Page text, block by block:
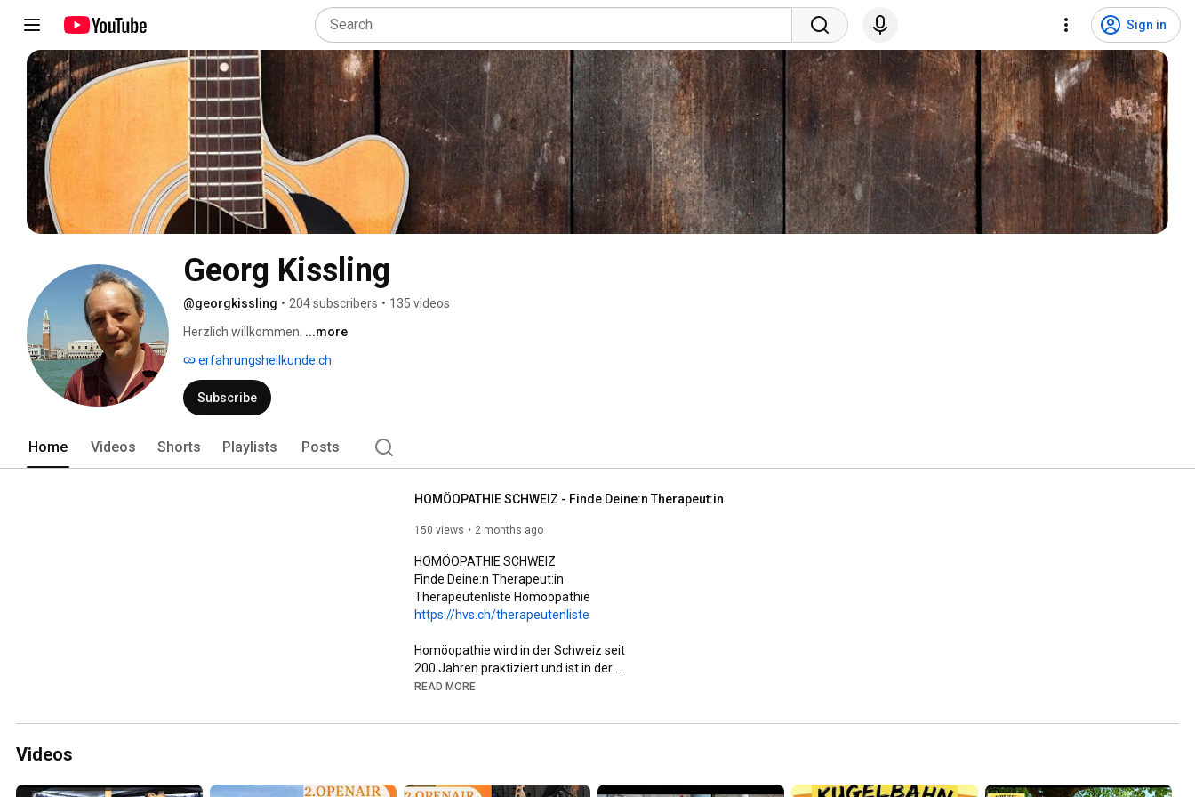
Sign in
Georg Kissling
@georgkissling • 204 subscribers • 135 videos
Herzlich willkommen. ...more
erfahrungsheilkunde.ch
Subscribe
Home Videos Shorts Playlists Posts
HOMÖOPATHIE SCHWEIZ - Finde Deine:n Therapeut:in
150 views 2 months ago
HOMÖOPATHIE SCHWEIZ
Finde Deine:n Therapeut:in
https://hvs.ch/therapeutenliste
Homöopathie wird in der Schweiz seit
200 Jahren praktiziert und ist in der
Bevölkerung traditionell sehr beliebt.
durch eine deutliche Mehrheit des Volkes
READ MORE
Videos